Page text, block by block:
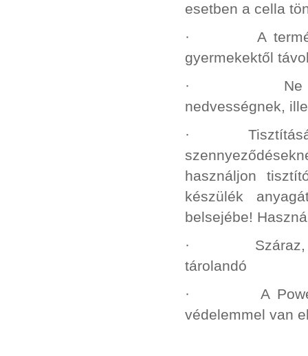
esetben a cella
· A termék
gyermekektől
· Ne tegye
nedvességnek,
· Tisztításához
használjon
készülék
belsejébe!
· Száraz,
tárolandó
· A Power
védelemmel van